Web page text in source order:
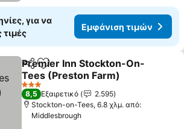
για να
τιμές
Εμφάνιση τιμών
Κοινοποίηση
Προσθήκη στα αγαπημένα
Premier Inn Stockton-On-
Tees (Preston Farm)
Εμφάνιση τιμών
3 Αστέρια
8,5 Εξαιρετικό
2.595
Stockton-on-Tees, 6.8 χλμ. από:
Middlesbrough